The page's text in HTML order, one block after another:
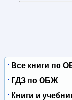
Все книги по
ГДЗ по ОБЖ
Книги и